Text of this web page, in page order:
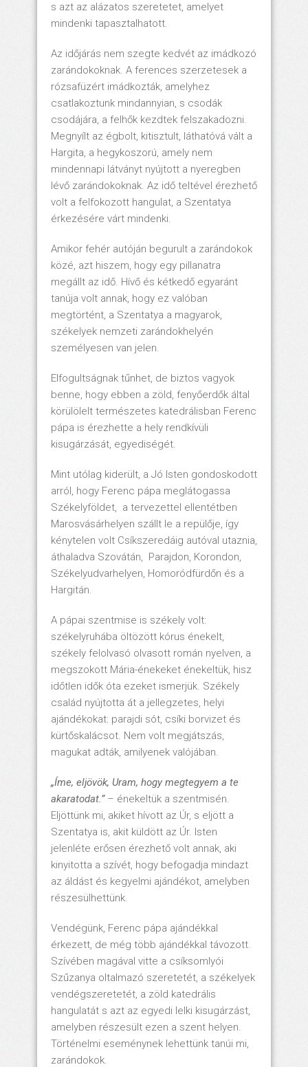
s azt az alázatos szeretetet, amelyet
mindenki tapasztalhatott.
Az időjárás nem szegte kedvét az imádkozó
zarándokoknak. A ferences szerzetesek a
rózsafüzért imádkozták, amelyhez
csatlakoztunk mindannyian, s csodák
csodájára, a felhők kezdtek felszakadozni.
Megnyílt az égbolt, kitisztult, láthatóvá vált a
Hargita, a hegykoszorú, amely nem
mindennapi látványt nyújtott a nyeregben
lévő zarándokoknak. Az idő teltével érezhető
volt a felfokozott hangulat, a Szentatya
érkezésére várt mindenki.
Amikor fehér autóján begurult a zarándokok
közé, azt hiszem, hogy egy pillanatra
megállt az idő. Hívő és kétkedő egyaránt
tanúja volt annak, hogy ez valóban
megtörtént, a Szentatya a magyarok,
székelyek nemzeti zarándokhelyén
személyesen van jelen.
Elfogultságnak tűnhet, de biztos vagyok
benne, hogy ebben a zöld, fenyőerdők által
körülölelt természetes katedrálisban Ferenc
pápa is érezhette a hely rendkívüli
kisugárzását, egyediségét.
Mint utólag kiderült, a Jó Isten gondoskodott
arról, hogy Ferenc pápa meglátogassa
Székelyföldet, a tervezettel ellentétben
Marosvásárhelyen szállt le a repülője, így
kénytelen volt Csíkszeredáig autóval utaznia,
áthaladva Szovátán, Parajdon, Korondon,
Székelyudvarhelyen, Homoródfürdőn és a
Hargitán.
A pápai szentmise is székely volt:
székelyruhába öltözött kórus énekelt,
székely felolvasó olvasott román nyelven, a
megszokott Mária-énekeket énekeltük, hisz
időtlen idők óta ezeket ismerjük. Székely
család nyújtotta át a jellegzetes, helyi
ajándékokat: parajdi sót, csíki borvizet és
kürtőskalácsot. Nem volt megjátszás,
magukat adták, amilyenek valójában.
„Íme, eljövök, Uram, hogy megtegyem a te
akaratodat.”– énekeltük a szentmisén.
Eljöttünk mi, akiket hívott az Úr, s eljött a
Szentatya is, akit küldött az Úr. Isten
jelenléte erősen érezhető volt annak, aki
kinyitotta a szívét, hogy befogadja mindazt
az áldást és kegyelmi ajándékot, amelyben
részesülhettünk.
Vendégünk, Ferenc pápa ajándékkal
érkezett, de még több ajándékkal távozott.
Szívében magával vitte a csíksomlyói
Szűzanya oltalmazó szeretetét, a székelyek
vendégszeretetét, a zöld katedrális
hangulatát s azt az egyedi lelki kisugárzást,
amelyben részesült ezen a szent helyen.
Történelmi eseménynek lehettünk tanúi mi,
zarándokok.